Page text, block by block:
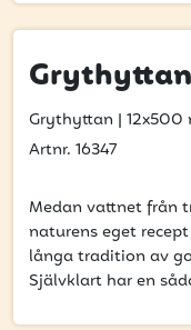
Event
Logga in
Vill du få
att få
Ange din e-
nyheter och
Grythyttan | 12x500
Artnr. 16347
Medan vattnet från
naturens eget
långa tradition av
Självklart har en